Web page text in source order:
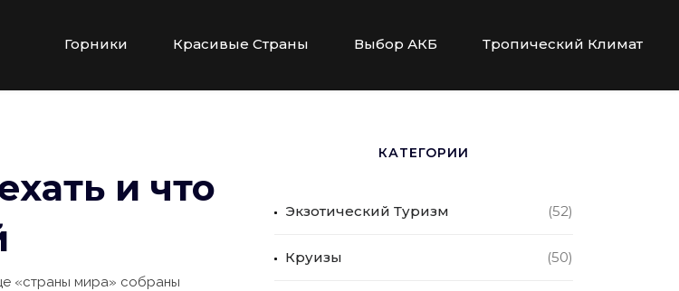
Горники Красивые Страны Выбор АКБ Тропический Климат
и что
«страны мира» собраны
КАТЕГОРИИ
Экзотический Туризм (52)
Круизы (50)